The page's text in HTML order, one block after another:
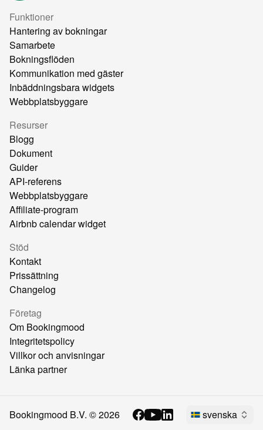
Funktioner
Hantering av bokningar
Samarbete
Bokningsflöden
Kommunikation med gäster
Inbäddningsbara widgets
Webbplatsbyggare
Resurser
Blogg
Dokument
Guider
API-referens
Webbplatsbyggare
Affiliate-program
Airbnb calendar widget
Stöd
Kontakt
Prissättning
Changelog
Företag
Om Bookingmood
Integritetspolicy
Villkor och anvisningar
Länka partner
Bookingmood B.V. ©2026 svenska